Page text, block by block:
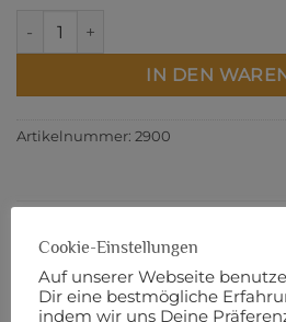
IN DEN
Artikelnummer: 2900
BESCHREIBUNG
ZUSÄTZLICHE INFORMATIONEN
Cookie-Einstellungen
Auf unserer Webseite
Dir eine bestmögliche
indem wir uns Deine